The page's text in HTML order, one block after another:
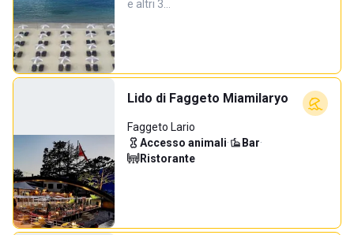
e altri 3…
Lido di Faggeto Miamilaryo
Faggeto Lario
Accesso animali· Bar·
Ristorante